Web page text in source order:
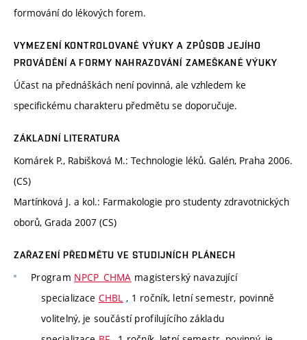
formování do lékových forem.
VYMEZENÍ KONTROLOVANÉ VÝUKY A ZPŮSOB JEJÍHO
PROVÁDĚNÍ A FORMY NAHRAZOVÁNÍ ZAMEŠKANÉ VÝUKY
Účast na přednáškách není povinná, ale vzhledem ke
specifickému charakteru předmětu se doporučuje.
ZÁKLADNÍ LITERATURA
Komárek P., Rabišková M.: Technologie léků. Galén, Praha 2006.
(CS)
Martínková J. a kol.: Farmakologie pro studenty zdravotnických
oborů, Grada 2007 (CS)
ZAŘAZENÍ PŘEDMĚTU VE STUDIJNÍCH PLÁNECH
Program NPCP_CHMA magisterský navazující
specializace CHBL , 1 ročník, letní semestr, povinně
volitelný, je součástí profilujícího základu